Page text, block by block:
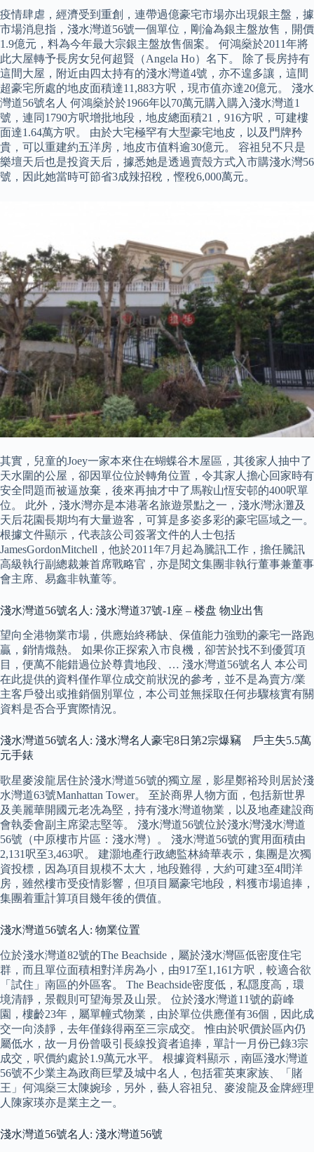
疫情肆虐，經濟受到重創，連帶過億豪宅市場亦出現銀主盤，據
市場消息指，淺水灣道56號一個單位，剛淪為銀主盤放售，開價
1.9億元，料為今年最大宗銀主盤放售個案。 何鴻燊於2011年將
此大屋轉予長房女兒何超賢（Angela Ho）名下。 除了長房持有
這間大屋，附近由四太持有的淺水灣道4號，亦不遑多讓，這間
超豪宅所處的地皮面積達11,883方呎，現市值亦達20億元。 淺水
灣道56號名人 何鴻燊於於1966年以70萬元購入購入淺水灣道1
號，連同1790方呎增批地段，地皮總面積21，916方呎，可建樓
面達1.64萬方呎。 由於大宅極罕有大型豪宅地皮，以及門牌矜
貴，可以重建約五洋房，地皮市值料逾30億元。 容祖兒不只是
樂壇天后也是投資天后，據悉她是透過賣殼方式入市購淺水灣56
號，因此她當時可節省3成辣招稅，慳稅6,000萬元。
其實，兒童的Joey一家本來住在蝴蝶谷木屋區，其後家人抽中了
天水圍的公屋，卻因單位位於轉角位置，令其家人擔心回家時有
安全問題而被逼放棄，後來再抽才中了馬鞍山恆安邨的400呎單
位。 此外，淺水灣亦是本港著名旅遊景點之一，淺水灣泳灘及
天后花園長期均有大量遊客，可算是多姿多彩的豪宅區域之一。
根據文件顯示，代表該公司簽署文件的人士包括
JamesGordonMitchell，他於2011年7月起為騰訊工作，擔任騰訊
高級執行副總裁兼首席戰略官，亦是閱文集團非執行董事兼董事
會主席、易鑫非執董等。
淺水灣道56號名人: 淺水灣道37號-1座 – 楼盘 物业出售
望向全港物業市場，供應始終稀缺、保值能力強勁的豪宅一路跑
贏，銷情熾熱。 如果你正探索入市良機，卻苦於找不到優質項
目，便萬不能錯過位於尊貴地段、… 淺水灣道56號名人 本公司
在此提供的資料僅作單位成交前狀況的參考，並不是為賣方/業
主客戶發出或推銷個別單位，本公司並無採取任何步驟核實有關
資料是否合乎實際情況。
淺水灣道56號名人: 淺水灣名人豪宅8日第2宗爆竊 戶主失5.5萬
元手錶
歌星麥浚龍居住於淺水灣道56號的獨立屋，影星鄭裕玲則居於淺
水灣道63號Manhattan Tower。 至於商界人物方面，包括新世界
及美麗華開國元老冼為堅，持有淺水灣道物業，以及地產建設商
會執委會副主席梁志堅等。 淺水灣道56號位於淺水灣淺水灣道
56號（中原樓市片區：淺水灣）。 淺水灣道56號的實用面積由
2,131呎至3,463呎。 建灝地產行政總監林綺華表示，集團是次獨
資投標，因為項目規模不太大，地段難得，大約可建3至4間洋
房，雖然樓市受疫情影響，但項目屬豪宅地段，料獲市場追捧，
集團着重計算項目幾年後的價值。
淺水灣道56號名人: 物業位置
位於淺水灣道82號的The Beachside，屬於淺水灣區低密度住宅
群，而且單位面積相對洋房為小，由917至1,161方呎，較適合欲
「試住」南區的外區客。 The Beachside密度低，私隱度高，環
境清靜，景觀則可望海景及山景。 位於淺水灣道11號的蔚峰
園，樓齡23年，屬單幢式物業，由於單位供應僅有36個，因此成
交一向淡靜，去年僅錄得兩至三宗成交。 惟由於呎價於區內仍
屬低水，故一月份曾吸引長線投資者追捧，單計一月份已錄3宗
成交，呎價約處於1.9萬元水平。 根據資料顯示，南區淺水灣道
56號不少業主為政商巨擘及城中名人，包括霍英東家族、「賭
王」何鴻燊三太陳婉珍，另外，藝人容祖兒、麥浚龍及金牌經理
人陳家瑛亦是業主之一。
淺水灣道56號名人: 淺水灣道56號